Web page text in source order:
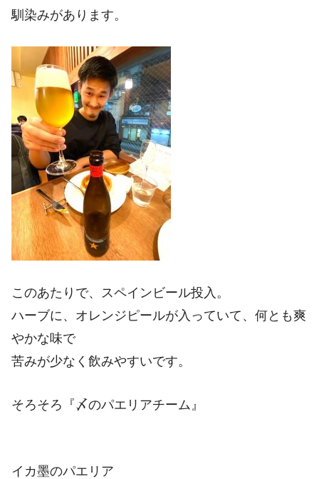
馴染みがあります。
このあたりで、スペインビール投入。
ハーブに、オレンジピールが入っていて、何とも爽
やかな味で
苦みが少なく飲みやすいです。
そろそろ『〆のパエリアチーム』
イカ墨のパエリア